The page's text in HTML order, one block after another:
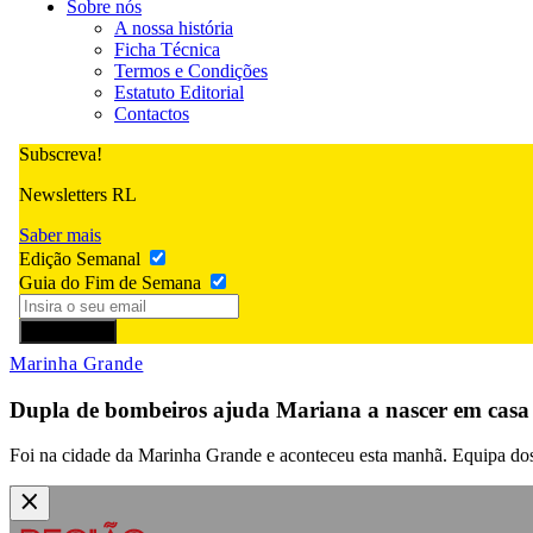
Sobre nós
A nossa história
Ficha Técnica
Termos e Condições
Estatuto Editorial
Contactos
Subscreva!
Newsletters RL
Saber mais
Edição Semanal
Guia do Fim de Semana
Marinha Grande
Dupla de bombeiros ajuda Mariana a nascer em casa
Foi na cidade da Marinha Grande e aconteceu esta manhã. Equipa